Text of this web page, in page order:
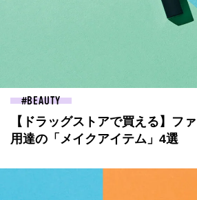
BEAUTY
【ドラッグストアで買える】フ
用達の「メイクアイテム」4選